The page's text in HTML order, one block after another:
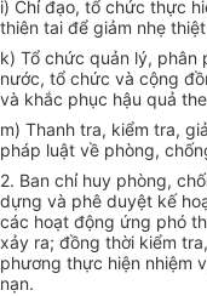
i) Chỉ đạo, tổ chức thực
thiên tai để giảm nhẹ
k) Tổ chức quản lý, phân
nước, tổ chức và cộng
và khắc phục hậu quả
m) Thanh tra, kiểm tra,
pháp luật về phòng,
2. Ban chỉ huy phòng,
dựng và phê duyệt kế
các hoạt động ứng phó
xảy ra; đồng thời kiểm
phương thực hiện nhiệm
nạn.